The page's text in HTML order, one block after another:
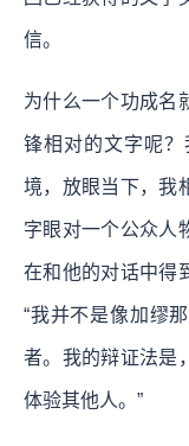
信。
为什么一个功成名
锋相对的文字呢
境，放眼当下，我
字眼对一个公众人
在和他的对话中得
“我并不是像加缪
者。我的辩证法是
体验其他人。”